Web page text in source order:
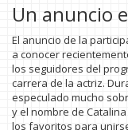
Un anuncio
El anuncio de la
a conocer
los seguidores del
carrera de la actriz.
especulado mucho
y el nombre de
los favoritos para